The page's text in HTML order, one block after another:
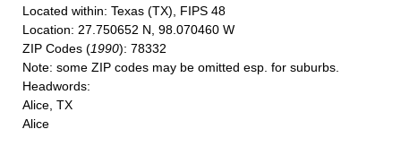
Located within: Texas (TX), FIPS 48
Location: 27.750652 N, 98.070460 W
ZIP Codes (1990): 78332
Note: some ZIP codes may be omitted esp. for suburbs.
Headwords:
Alice, TX
Alice